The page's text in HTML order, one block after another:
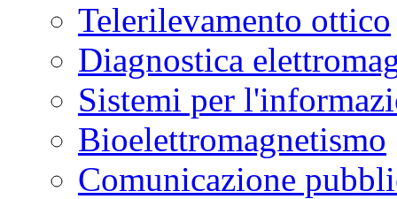
Telerilevamento ottico
Diagnostica
Sistemi per
Bioelettromagnetismo
Comunicazione